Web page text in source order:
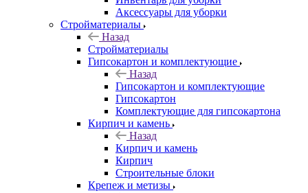
Аксессуары для уборки
Стройматериалы
Назад
Стройматериалы
Гипсокартон и комплектующие
Назад
Гипсокартон и комплектующие
Гипсокартон
Комплектующие для гипсокартона
Кирпич и камень
Назад
Кирпич и камень
Кирпич
Строительные блоки
Крепеж и метизы